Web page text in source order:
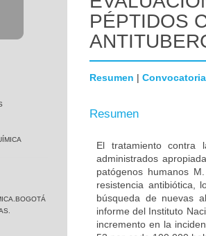
PÉPTIDOS
Resumen | Convocatoria
Resumen
El tratamiento contra
administrados
patógenos humanos
resistencia antibiótica,
búsqueda de nuevas
informe del Instituto
incremento en la